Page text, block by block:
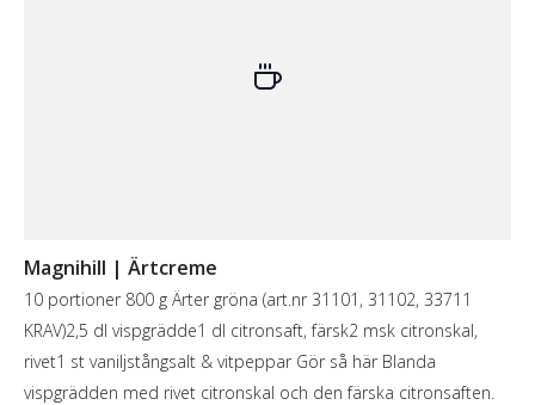
Magnihill | Ärtcreme
10 portioner 800 g Ärter gröna (art.nr 31101, 31102, 33711
KRAV)2,5 dl vispgrädde1 dl citronsaft, färsk2 msk citronskal,
rivet1 st vaniljstångsalt & vitpeppar Gör så här Blanda
vispgrädden med rivet citronskal och den färska citronsaften.